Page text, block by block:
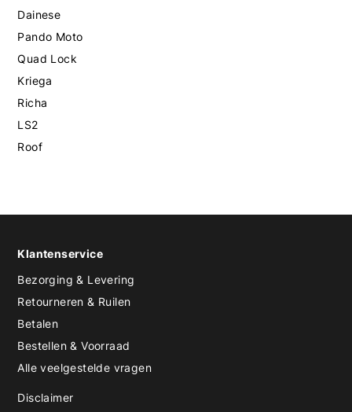
Dainese
Pando Moto
Quad Lock
Kriega
Richa
LS2
Roof
Klantenservice
Bezorging & Levering
Retourneren & Ruilen
Betalen
Bestellen & Voorraad
Alle veelgestelde vragen
Disclaimer